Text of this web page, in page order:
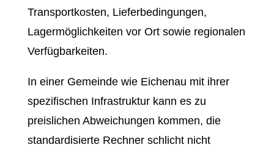
Transportkosten, Lieferbedingungen,
Lagermöglichkeiten vor Ort sowie regionalen
Verfügbarkeiten.
In einer Gemeinde wie Eichenau mit ihrer
spezifischen Infrastruktur kann es zu
preislichen Abweichungen kommen, die
standardisierte Rechner schlicht nicht